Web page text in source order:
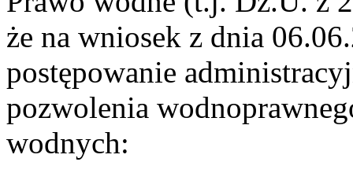
że na wniosek z dnia
postępowanie
pozwolenia
wodnych: